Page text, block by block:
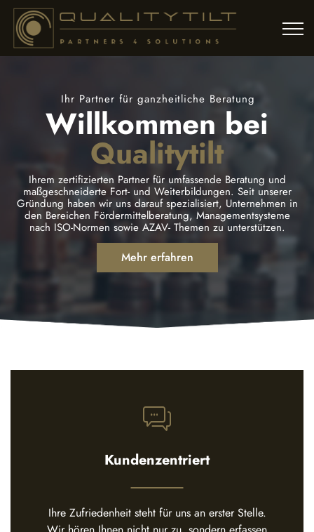
Mehr erfahren
Ihrem zertifizierten Partner für umfassende Beratung und
maßgeschneiderte Fort- und Weiterbildungen. Seit unserer
Gründung haben wir uns darauf spezialisiert, Unternehmen in
den Bereichen Fördermittelberatung, Managementsysteme
nach ISO-Normen sowie AZAV- Themen zu unterstützen.
Willkommen bei
Qualitytilt
Ihr Partner für ganzheitliche Beratung
Kundenzentriert
Ihre Zufriedenheit steht für uns an erster Stelle.